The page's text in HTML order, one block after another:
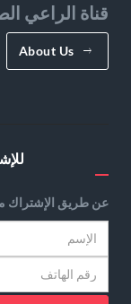
قناة الراعي
About Us
عن طريق الإشتراك